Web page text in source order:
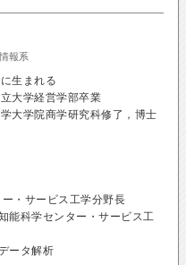
報系
生まれる
大学経営学部卒業
大学院商学研究科修了，博士
・サービス工学分野長
科学センター・サービス工
ータ解析